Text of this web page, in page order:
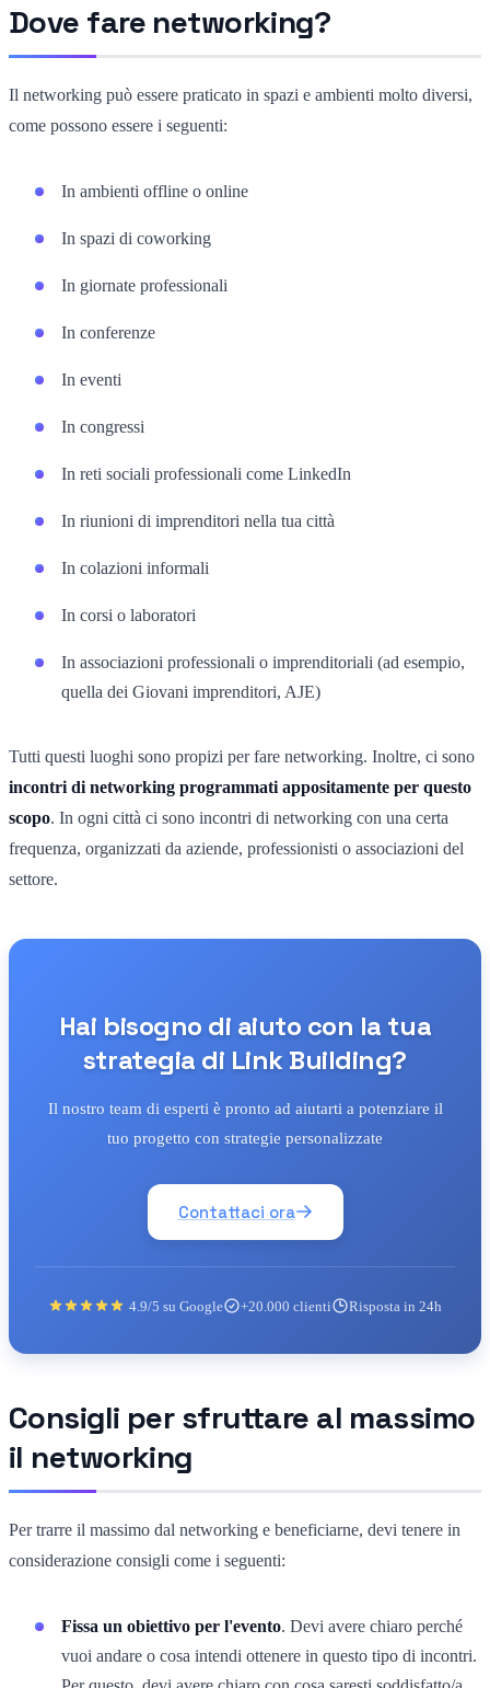
Dove fare networking?
Il networking può essere praticato in spazi e ambienti molto diversi,
come possono essere i seguenti:
In ambienti offline o online
In spazi di coworking
In giornate professionali
In conferenze
In eventi
In congressi
In reti sociali professionali come LinkedIn
In riunioni di imprenditori nella tua città
In colazioni informali
In corsi o laboratori
In associazioni professionali o imprenditoriali (ad esempio,
quella dei Giovani imprenditori, AJE)
Tutti questi luoghi sono propizi per fare networking. Inoltre, ci sono
incontri di networking programmati appositamente per questo
scopo. In ogni città ci sono incontri di networking con una certa
frequenza, organizzati da aziende, professionisti o associazioni del
settore.
Hai bisogno di aiuto con la tua
strategia di Link Building?
Il nostro team di esperti è pronto ad aiutarti a potenziare il
tuo progetto con strategie personalizzate
Contattaci ora
4.9/5 su Google +20.000 clienti Risposta in 24h
Consigli per sfruttare al massimo
il networking
Per trarre il massimo dal networking e beneficiarne, devi tenere in
considerazione consigli come i seguenti:
Fissa un obiettivo per l'evento. Devi avere chiaro perché
vuoi andare o cosa intendi ottenere in questo tipo di incontri.